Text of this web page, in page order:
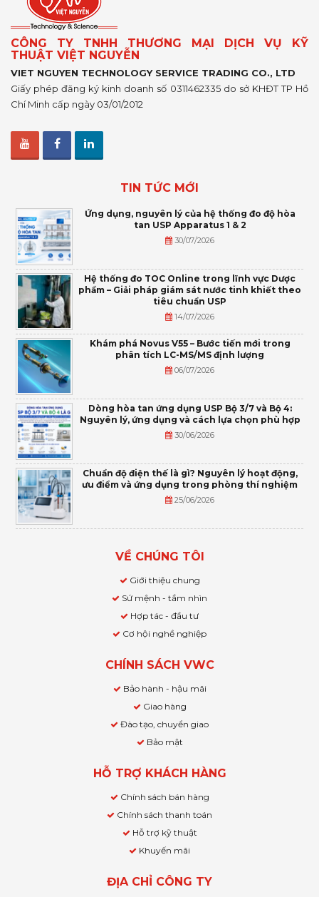
CÔNG TY TNHH THƯƠNG MẠI DỊCH VỤ KỸ
THUẬT VIỆT NGUYỄN
VIET NGUYEN TECHNOLOGY SERVICE TRADING CO., LTD
Giấy phép đăng ký kinh doanh số 0311462335 do sở KHĐT TP Hồ
Chí Minh cấp ngày 03/01/2012
TIN TỨC MỚI
Ứng dụng, nguyên lý của hệ thống đo độ hòa
tan USP Apparatus 1 & 2
30/07/2026
Hệ thống đo TOC Online trong lĩnh vực Dược
phẩm – Giải pháp giám sát nước tinh khiết theo
tiêu chuẩn USP
14/07/2026
Khám phá Novus V55 – Bước tiến mới trong
phân tích LC-MS/MS định lượng
06/07/2026
Dòng hòa tan ứng dụng USP Bộ 3/7 và Bộ 4:
Nguyên lý, ứng dụng và cách lựa chọn phù hợp
30/06/2026
Chuẩn độ điện thế là gì? Nguyên lý hoạt động,
ưu điểm và ứng dụng trong phòng thí nghiệm
25/06/2026
VỀ CHÚNG TÔI
Giới thiệu chung
Sứ mệnh - tầm nhìn
Hợp tác - đầu tư
Cơ hội nghề nghiệp
CHÍNH SÁCH VWC
Bảo hành - hậu mãi
Giao hàng
Đào tạo, chuyển giao
Bảo mật
HỖ TRỢ KHÁCH HÀNG
Chính sách bán hàng
Chính sách thanh toán
Hỗ trợ kỹ thuật
Khuyến mãi
ĐỊA CHỈ CÔNG TY